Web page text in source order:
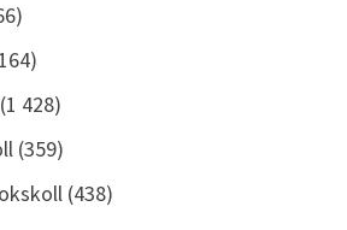
428)
(359)
(438)